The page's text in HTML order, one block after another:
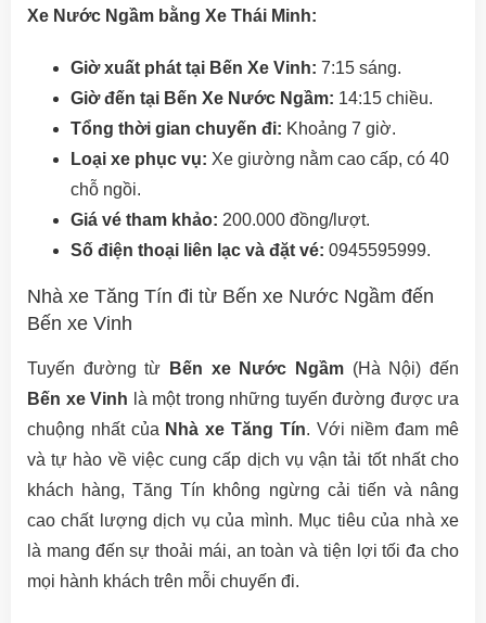
Xe Nước Ngầm bằng Xe Thái Minh:
Giờ xuất phát tại Bến Xe Vinh: 7:15 sáng.
Giờ đến tại Bến Xe Nước Ngầm: 14:15 chiều.
Tổng thời gian chuyến đi: Khoảng 7 giờ.
Loại xe phục vụ: Xe giường nằm cao cấp, có 40
chỗ ngồi.
Giá vé tham khảo: 200.000 đồng/lượt.
Số điện thoại liên lạc và đặt vé: 0945595999.
Nhà xe Tăng Tín đi từ Bến xe Nước Ngầm đến
Bến xe Vinh
Tuyến đường từ Bến xe Nước Ngầm (Hà Nội) đến
Bến xe Vinh là một trong những tuyến đường được ưa
chuộng nhất của Nhà xe Tăng Tín. Với niềm đam mê
và tự hào về việc cung cấp dịch vụ vận tải tốt nhất cho
khách hàng, Tăng Tín không ngừng cải tiến và nâng
cao chất lượng dịch vụ của mình. Mục tiêu của nhà xe
là mang đến sự thoải mái, an toàn và tiện lợi tối đa cho
mọi hành khách trên mỗi chuyến đi.